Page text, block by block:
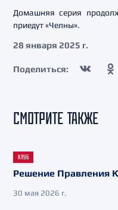
Домашняя серия
приедут «Челны».
28 января 2025 г.
Поделиться:
СМОТРИТЕ ТАКЖЕ
КЛУБ
Решение Правления
30 мая 2026 г.